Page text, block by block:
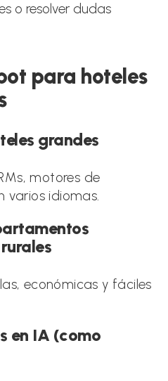
o resolver dudas
para hoteles
grandes
motores de
varios idiomas.
económicas y fáciles
en IA (como